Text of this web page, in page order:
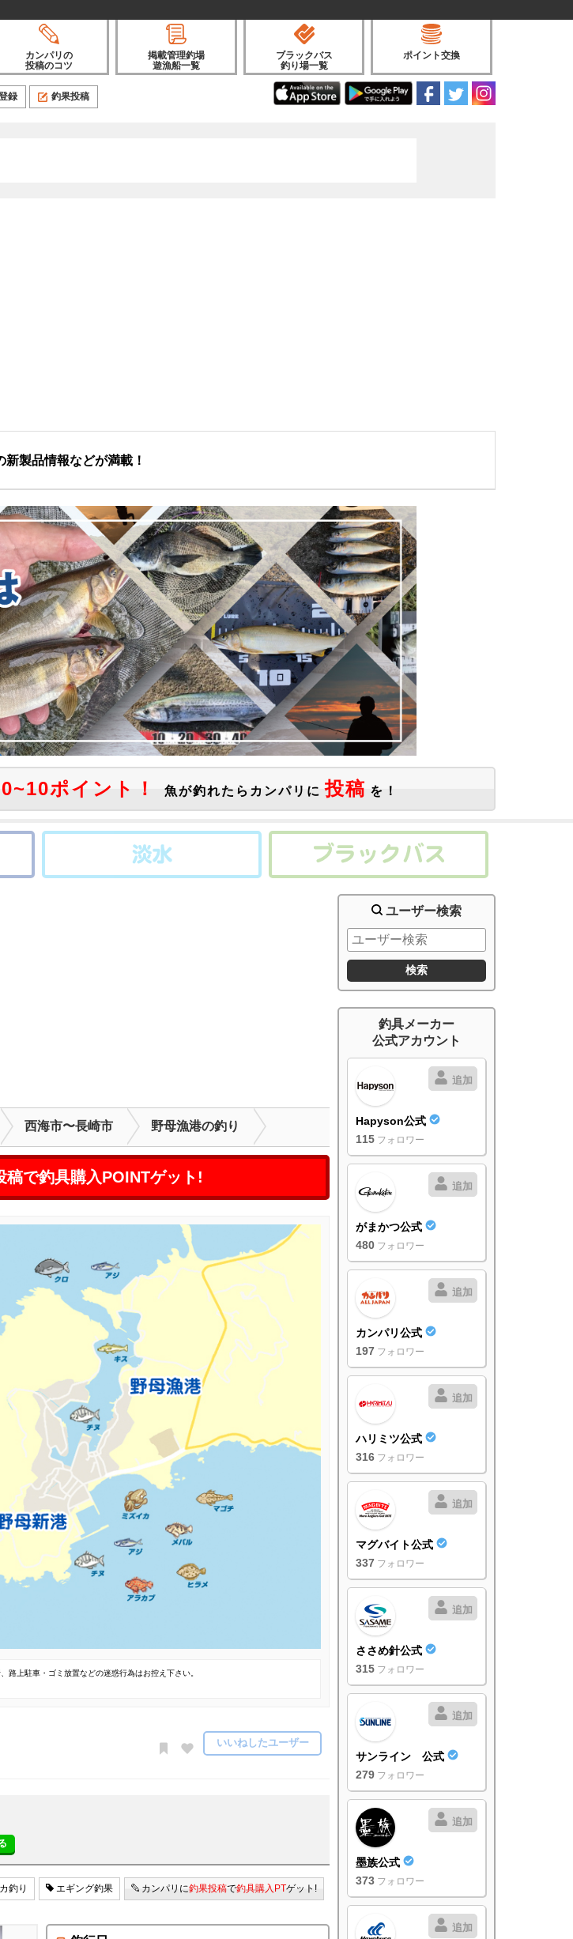
カンパリの
投稿のコツ
掲載管理釣場
遊漁船一覧
ブラックバス
釣り場一覧
ポイント交換
録 釣果投稿
製品情報などが満載！
ポイント！ 魚が釣れたらカンパリに 投稿 を！
西海市〜長崎市 野母漁港の釣り
稿で釣具購入POINTゲット!
上駐車・ゴミ放置などの迷惑行為はお控え下さい。
いいねしたユーザー
釣り エギング釣果 カンパリに釣果投稿で釣具購入PTゲット!
ユーザー検索
釣具メーカー
公式アカウント
追加
Hapyson公式
115 フォロワー
追加
がまかつ公式
480 フォロワー
追加
カンパリ公式
197 フォロワー
追加
ハリミツ公式
316 フォロワー
追加
マグバイト公式
337 フォロワー
追加
ささめ針公式
315 フォロワー
追加
サンライン 公式
279 フォロワー
追加
墨族公式
373 フォロワー
追加